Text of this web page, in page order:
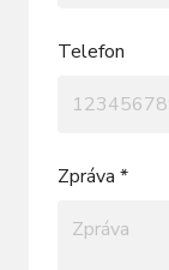
Telefon
Zpráva *